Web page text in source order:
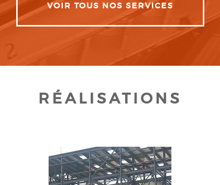
VOIR TOUS NOS SERVICES
RÉALISATIONS